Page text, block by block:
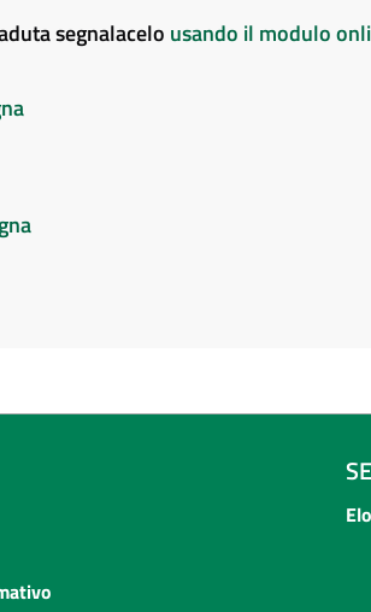
segnalacelo usando il modulo